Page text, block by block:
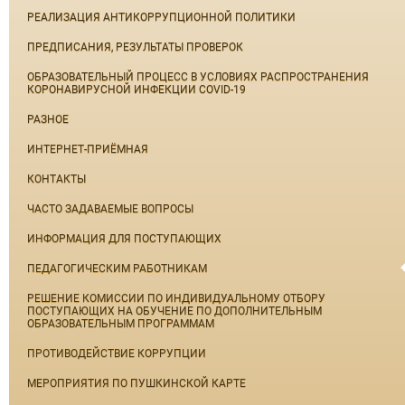
РЕАЛИЗАЦИЯ АНТИКОРРУПЦИОННОЙ ПОЛИТИКИ
ПРЕДПИСАНИЯ, РЕЗУЛЬТАТЫ ПРОВЕРОК
ОБРАЗОВАТЕЛЬНЫЙ ПРОЦЕСС В УСЛОВИЯХ РАСПРОСТРАНЕНИЯ
КОРОНАВИРУСНОЙ ИНФЕКЦИИ COVID-19
РАЗНОЕ
ИНТЕРНЕТ-ПРИЁМНАЯ
КОНТАКТЫ
ЧАСТО ЗАДАВАЕМЫЕ ВОПРОСЫ
ИНФОРМАЦИЯ ДЛЯ ПОСТУПАЮЩИХ
ПЕДАГОГИЧЕСКИМ РАБОТНИКАМ
РЕШЕНИЕ КОМИССИИ ПО ИНДИВИДУАЛЬНОМУ ОТБОРУ
ПОСТУПАЮЩИХ НА ОБУЧЕНИЕ ПО ДОПОЛНИТЕЛЬНЫМ
ОБРАЗОВАТЕЛЬНЫМ ПРОГРАММАМ
ПРОТИВОДЕЙСТВИЕ КОРРУПЦИИ
МЕРОПРИЯТИЯ ПО ПУШКИНСКОЙ КАРТЕ